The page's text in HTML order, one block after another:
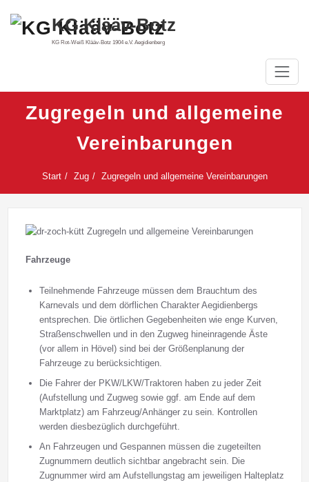
Inhalt
springen
KG Klääv-Botz
KG Rot-Weiß Klääv-Botz 1904 e.V. Aegidienberg
Zugregeln und allgemeine
Vereinbarungen
Start Zug Zugregeln und allgemeine Vereinbarungen
Fahrzeuge
Teilnehmende Fahrzeuge müssen dem Brauchtum des
Karnevals und dem dörflichen Charakter Aegidienbergs
entsprechen. Die örtlichen Gegebenheiten wie enge Kurven,
Straßenschwellen und in den Zugweg hineinragende Äste
(vor allem in Hövel) sind bei der Größenplanung der
Fahrzeuge zu berücksichtigen.
Die Fahrer der PKW/LKW/Traktoren haben zu jeder Zeit
(Aufstellung und Zugweg sowie ggf. am Ende auf dem
Marktplatz) am Fahrzeug/Anhänger zu sein. Kontrollen
werden diesbezüglich durchgeführt.
An Fahrzeugen und Gespannen müssen die zugeteilten
Zugnummern deutlich sichtbar angebracht sein. Die
Zugnummer wird am Aufstellungstag am jeweiligen Halteplatz